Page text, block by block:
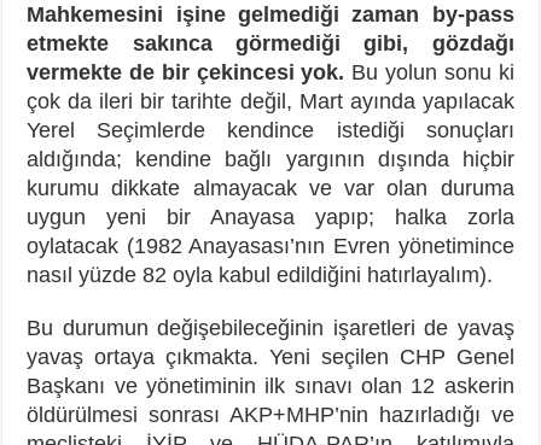
Mahkemesini işine gelmediği zaman by-pass
etmekte sakınca görmediği gibi, gözdağı
vermekte de bir çekincesi yok. Bu yolun sonu ki
çok da ileri bir tarihte değil, Mart ayında yapılacak
Yerel Seçimlerde kendince istediği sonuçları
aldığında; kendine bağlı yargının dışında hiçbir
kurumu dikkate almayacak ve var olan duruma
uygun yeni bir Anayasa yapıp; halka zorla
oylatacak (1982 Anayasası’nın Evren yönetimince
nasıl yüzde 82 oyla kabul edildiğini hatırlayalım).
Bu durumun değişebileceğinin işaretleri de yavaş
yavaş ortaya çıkmakta. Yeni seçilen CHP Genel
Başkanı ve yönetiminin ilk sınavı olan 12 askerin
öldürülmesi sonrası AKP+MHP’nin hazırladığı ve